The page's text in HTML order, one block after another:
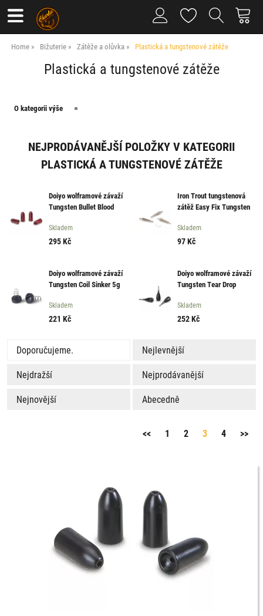
Home Bižuterie Zátěže a olůvka Plastická a tungstenové zátěže
Plastická a tungstenové zátěže
O kategorii výše
NEJPRODÁVANĚJŠÍ POLOŽKY V KATEGORII
PLASTICKÁ A TUNGSTENOVÉ ZÁTĚŽE
Doiyo wolframové závaží
Tungsten Bullet Blood
Skladem
295Kč
Iron Trout tungstenová
zátěž Easy Fix Tungsten
Skladem
97Kč
Doiyo wolframové závaží
Tungsten Coil Sinker 5g
Skladem
221 Kč
Doiyo wolframové závaží
Tungsten Tear Drop
Skladem
252Kč
Doporučujeme.
Nejlevnější
Nejdražší
Nejprodávanější
Nejnovější
Abecedně
<< 1 2 3 4 >>